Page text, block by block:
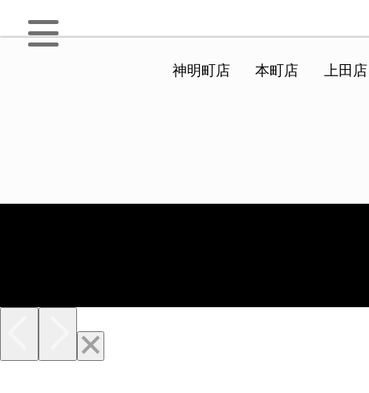
神明町店 本町店 上田店